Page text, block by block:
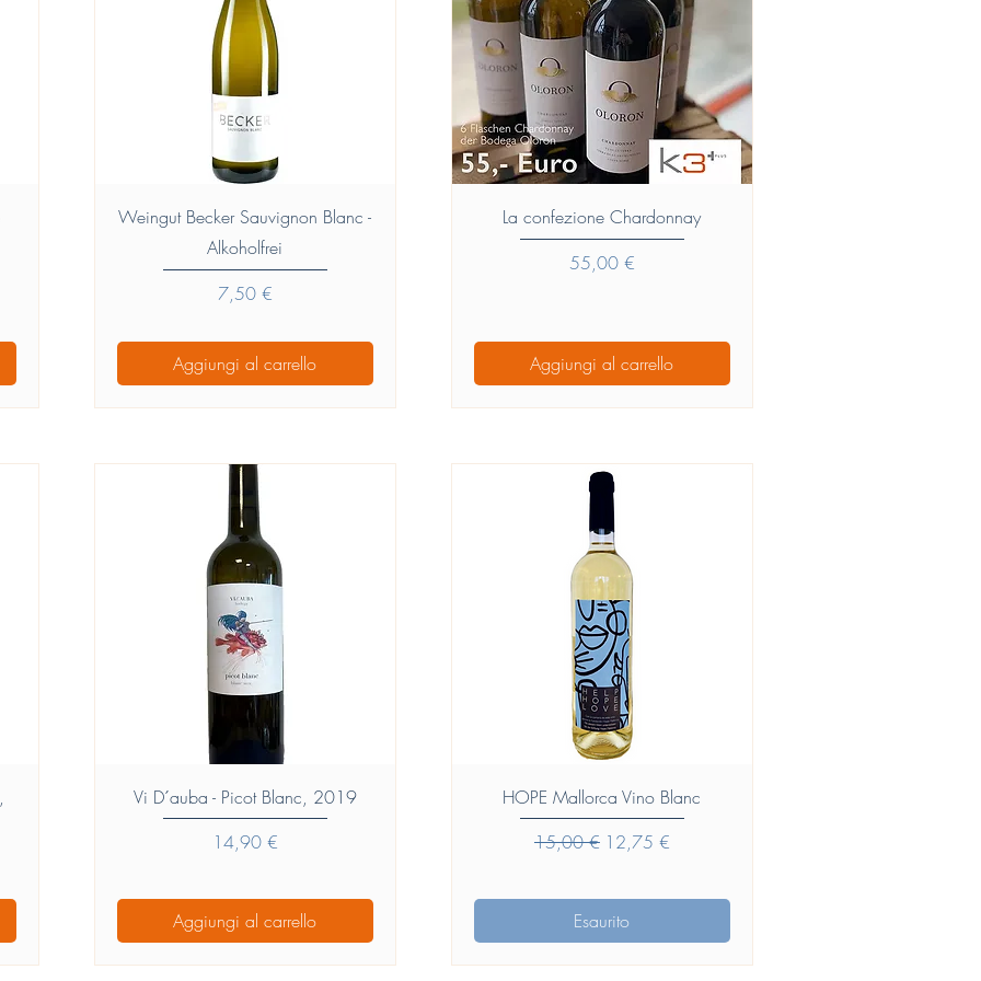
Vista rapida
Weingut Becker Sauvignon Blanc -
Alkoholfrei
Prezzo
7,50 €
Aggiungi al carrello
Vista rapida
La confezione Chardonnay
Prezzo
55,00 €
Aggiungi al carrello
Vista rapida
Vi D´auba - Picot Blanc, 2019
Prezzo
14,90 €
Aggiungi al carrello
Vista rapida
HOPE Mallorca Vino Blanc
Prezzo regolare
15,00 € Prezzo scontato
12,75 €
Esaurito